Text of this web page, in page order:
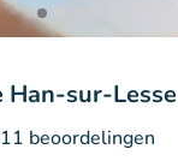
Han-sur-Lesse
beoordelingen